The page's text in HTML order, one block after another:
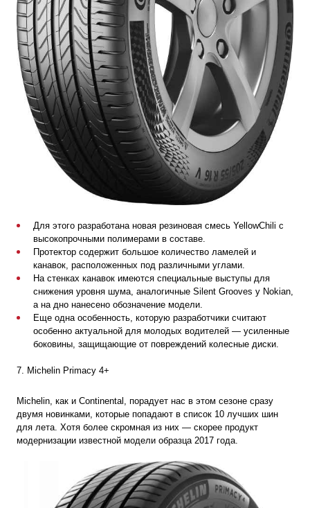
Для этого разработана новая резиновая смесь YellowChili с
высокопрочными полимерами в составе.
Протектор содержит большое количество ламелей и
канавок, расположенных под различными углами.
На стенках канавок имеются специальные выступы для
снижения уровня шума, аналогичные Silent Grooves у Nokian,
а на дно нанесено обозначение модели.
Еще одна особенность, которую разработчики считают
особенно актуальной для молодых водителей — усиленные
боковины, защищающие от повреждений колесные диски.
7. Michelin Primacy 4+
Michelin, как и Continental, порадует нас в этом сезоне сразу
двумя новинками, которые попадают в список 10 лучших шин
для лета. Хотя более скромная из них — скорее продукт
модернизации известной модели образца 2017 года.